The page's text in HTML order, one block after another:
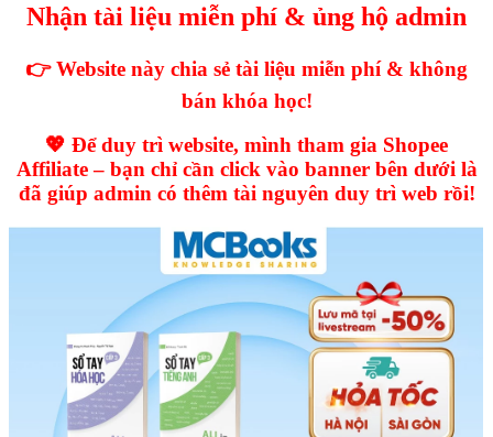
Nhận tài liệu miễn phí & ủng hộ admin
👉 Website này chia sẻ tài liệu miễn phí & không
bán khóa học!
💖 Để duy trì website, mình tham gia Shopee
Affiliate – bạn chỉ cần click vào banner bên dưới là
đã giúp admin có thêm tài nguyên duy trì web rồi!